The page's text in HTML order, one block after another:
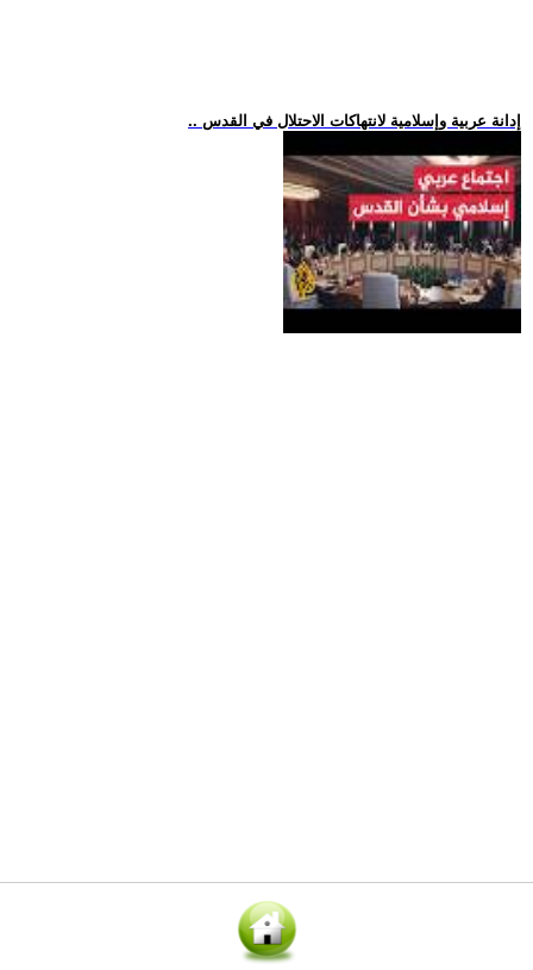
.. إدانة عربية وإسلامية لانتهاكات الاحتلال في القدس